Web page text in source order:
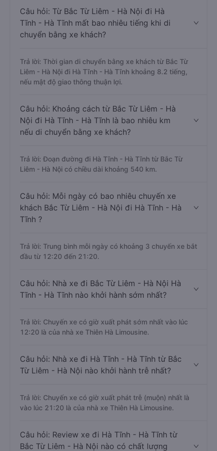
Câu hỏi: Từ Bắc Từ Liêm - Hà Nội đi Hà
Tĩnh - Hà Tĩnh mất bao nhiêu tiếng khi di
chuyển bằng xe khách?
Trả lời: Thời gian di chuyển bằng xe khách từ Bắc Từ
Liêm - Hà Nội đi Hà Tĩnh - Hà Tĩnh khoảng 8.2 tiếng,
nếu mật độ giao thông thuận lợi.
Câu hỏi: Khoảng cách từ Bắc Từ Liêm - Hà
Nội đi Hà Tĩnh - Hà Tĩnh là bao nhiêu km
nếu di chuyển bằng xe khách?
Trả lời: Đoạn đường đi Hà Tĩnh - Hà Tĩnh từ Bắc Từ
Liêm - Hà Nội có chiều dài khoảng 540 km.
Câu hỏi: Mỗi ngày có bao nhiêu chuyến xe
khách Bắc Từ Liêm - Hà Nội đi Hà Tĩnh - Hà
Tĩnh ?
Trả lời: Trung bình mỗi ngày có khoảng 3 chuyến xe bắt
đầu từ 12:20 đến 21:20.
Câu hỏi: Nhà xe đi Bắc Từ Liêm - Hà Nội Hà
Tĩnh - Hà Tĩnh nào khởi hành sớm nhất?
Trả lời: Chuyến xe có giờ xuất phát sớm nhất vào lúc
12:20 là của nhà xe Thiên Hà Limousine.
Câu hỏi: Nhà xe đi Hà Tĩnh - Hà Tĩnh từ Bắc
Từ Liêm - Hà Nội nào khởi hành trễ nhất?
Trả lời: Chuyến xe có giờ xuất phát trễ (muộn) nhất là
vào lúc 21:20 là của nhà xe Thiên Hà Limousine.
Câu hỏi: Review xe đi Hà Tĩnh - Hà Tĩnh từ
Bắc Từ Liêm - Hà Nội nào có chất lượng